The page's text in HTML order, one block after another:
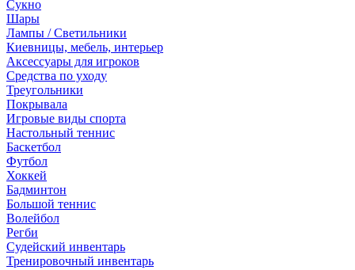
Сукно
Шары
Лампы / Светильники
Киевницы, мебель, интерьер
Аксессуары для игроков
Средства по уходу
Треугольники
Покрывала
Игровые виды спорта
Настольный теннис
Баскетбол
Футбол
Хоккей
Бадминтон
Большой теннис
Волейбол
Регби
Судейский инвентарь
Тренировочный инвентарь